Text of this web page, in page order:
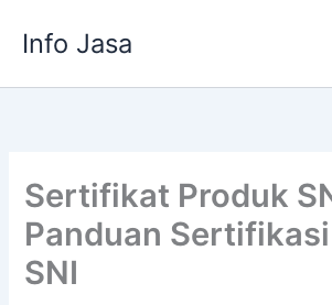
Info Jasa
Sertifikat Produk
Panduan
SNI